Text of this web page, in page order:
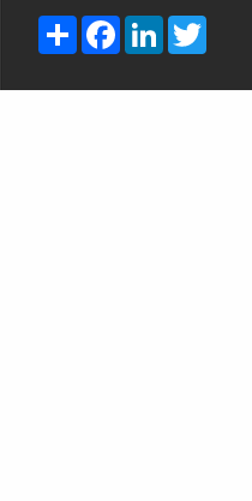
Share FacebookLinkedIn